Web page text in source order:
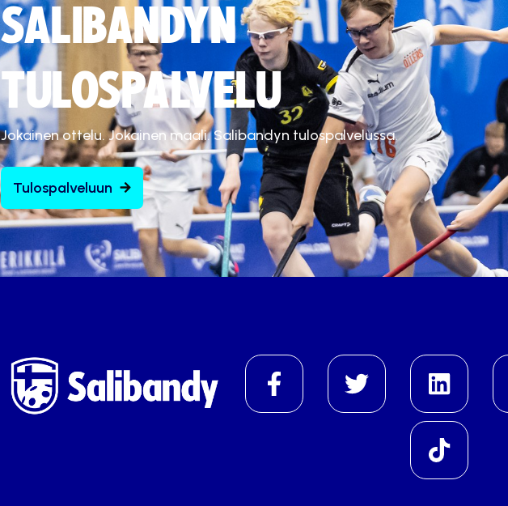
SALIBANDYN
TULOSPALVELU
Jokainen ottelu. Jokainen maali. Salibandyn tulospalvelussa.
Tulospalveluun